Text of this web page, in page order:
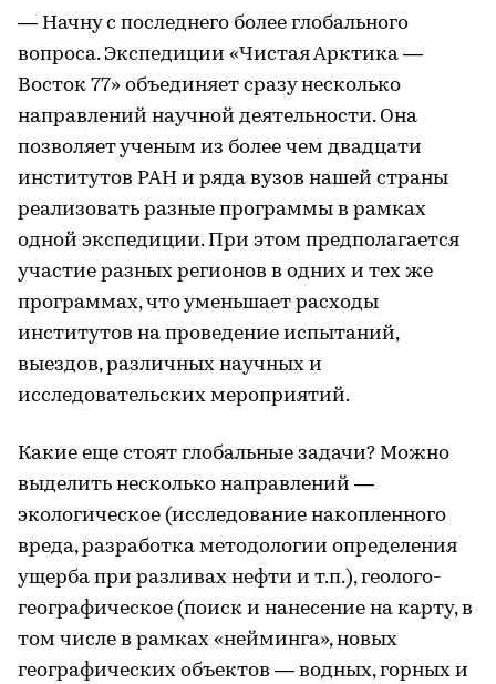
— Начну с последнего более глобального
вопроса. Экспедиции «Чистая Арктика —
Восток 77» объединяет сразу несколько
направлений научной деятельности. Она
позволяет ученым из более чем двадцати
институтов РАН и ряда вузов нашей страны
реализовать разные программы в рамках
одной экспедиции. При этом предполагается
участие разных регионов в одних и тех же
программах, что уменьшает расходы
институтов на проведение испытаний,
выездов, различных научных и
исследовательских мероприятий.
Какие еще стоят глобальные задачи? Можно
выделить несколько направлений —
экологическое (исследование накопленного
вреда, разработка методологии определения
ущерба при разливах нефти и т.п.), геолого-
географическое (поиск и нанесение на карту, в
том числе в рамках «нейминга», новых
географических объектов — водных, горных и